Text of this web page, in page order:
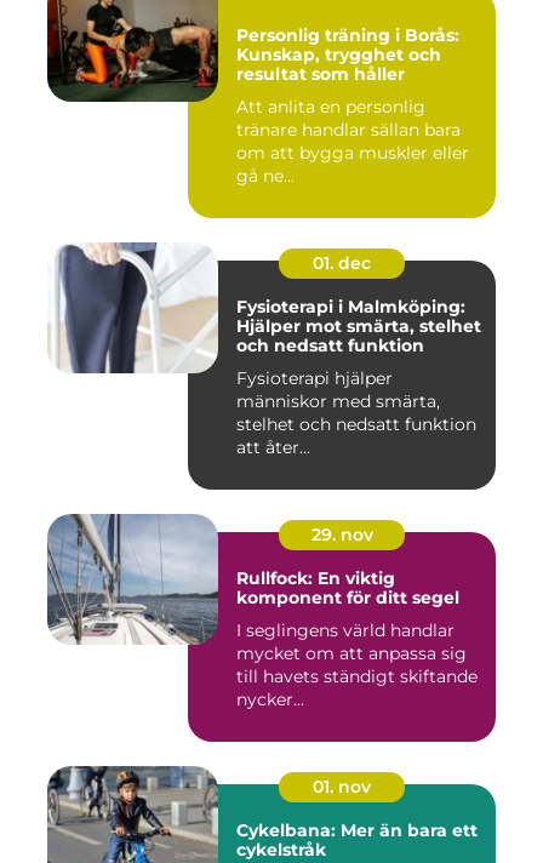
Personlig träning i Borås:
Kunskap, trygghet och
resultat som håller
Att anlita en personlig
tränare handlar sällan bara
om att bygga muskler eller
gå ne...
01. dec
Fysioterapi i Malmköping:
Hjälper mot smärta, stelhet
och nedsatt funktion
Fysioterapi hjälper
människor med smärta,
stelhet och nedsatt funktion
att åter...
29. nov
Rullfock: En viktig
komponent för ditt segel
I seglingens värld handlar
mycket om att anpassa sig
till havets ständigt skiftande
nycker...
01. nov
Cykelbana: Mer än bara ett
cykelstråk